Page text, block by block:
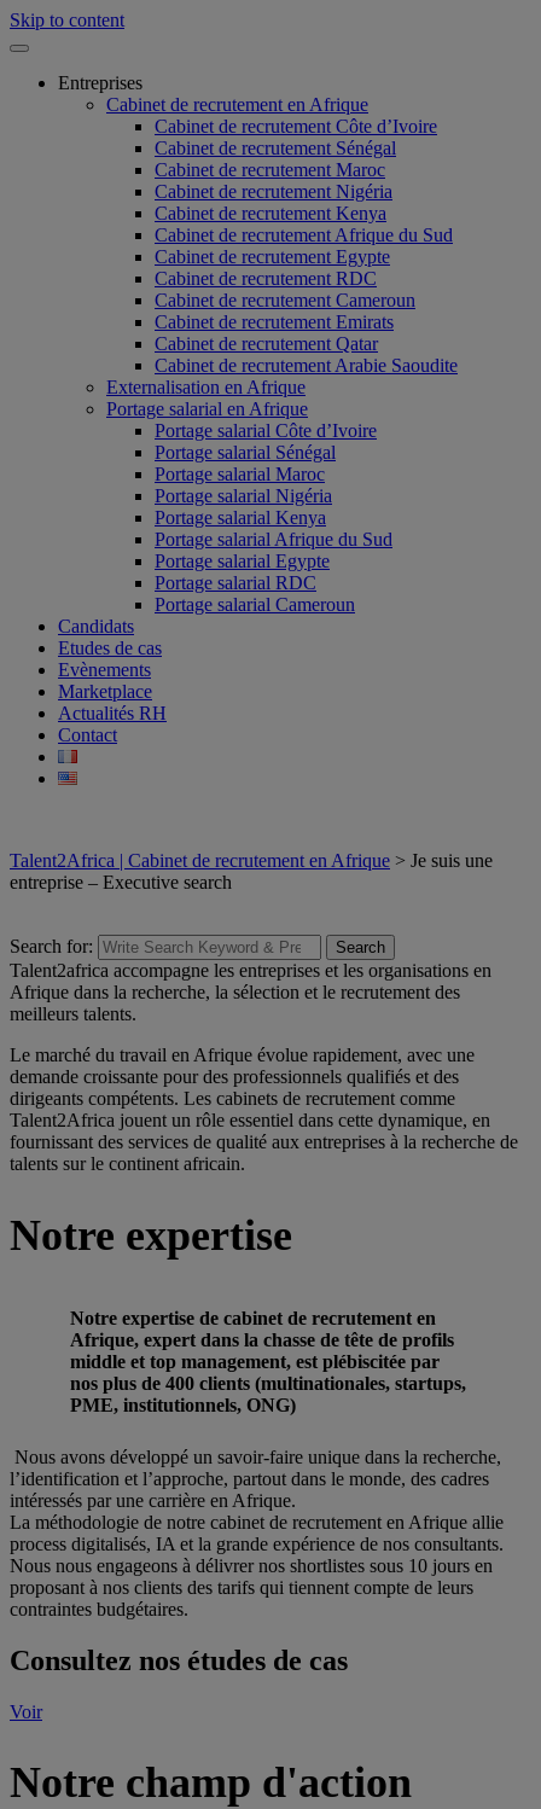
Skip to content
Entreprises
Cabinet de recrutement en Afrique
Cabinet de recrutement Côte d’Ivoire
Cabinet de recrutement Sénégal
Cabinet de recrutement Maroc
Cabinet de recrutement Nigéria
Cabinet de recrutement Kenya
Cabinet de recrutement Afrique du Sud
Cabinet de recrutement Egypte
Cabinet de recrutement RDC
Cabinet de recrutement Cameroun
Cabinet de recrutement Emirats
Cabinet de recrutement Qatar
Cabinet de recrutement Arabie Saoudite
Externalisation en Afrique
Portage salarial en Afrique
Portage salarial Côte d’Ivoire
Portage salarial Sénégal
Portage salarial Maroc
Portage salarial Nigéria
Portage salarial Kenya
Portage salarial Afrique du Sud
Portage salarial Egypte
Portage salarial RDC
Portage salarial Cameroun
Candidats
Etudes de cas
Evènements
Marketplace
Actualités RH
Contact
Talent2Africa | Cabinet de recrutement en Afrique > Je suis une
entreprise – Executive search
Search for: Search
Talent2africa accompagne les entreprises et les organisations en
Afrique dans la recherche, la sélection et le recrutement des
meilleurs talents.
Le marché du travail en Afrique évolue rapidement, avec une
demande croissante pour des professionnels qualifiés et des
dirigeants compétents. Les cabinets de recrutement comme
Talent2Africa jouent un rôle essentiel dans cette dynamique, en
fournissant des services de qualité aux entreprises à la recherche de
talents sur le continent africain.
Notre expertise
Notre expertise de cabinet de recrutement en
Afrique, expert dans la chasse de tête de profils
middle et top management, est plébiscitée par
nos plus de 400 clients (multinationales, startups,
PME, institutionnels, ONG)
Nous avons développé un savoir-faire unique dans la recherche,
l’identification et l’approche, partout dans le monde, des cadres
intéressés par une carrière en Afrique.
La méthodologie de notre cabinet de recrutement en Afrique allie
process digitalisés, IA et la grande expérience de nos consultants.
Nous nous engageons à délivrer nos shortlistes sous 10 jours en
proposant à nos clients des tarifs qui tiennent compte de leurs
contraintes budgétaires.
Consultez nos études de cas
Voir
Notre champ d'action